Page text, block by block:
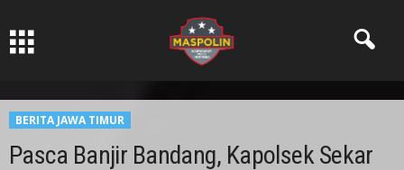
BERITA JAWA TIMUR
Pasca Banjir Bandang, Kapolsek Sekar